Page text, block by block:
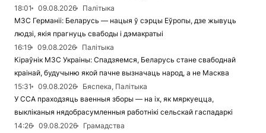
18:01
09.08.2026
Палітыка
МЗС Германіі: Беларусь — нацыя ў сэрцы Еўропы, дзе жывуць
людзі, якія прагнуць свабоды і дэмакратыі
16:19
09.08.2026
Палітыка
Кіраўнік МЗС Украіны: Спадзяемся, Беларусь стане свабоднай
краінай, будучыню якой пачне вызначаць народ, а не Масква
15:31
09.08.2026
Бяспека, Палітыка
У ССА праходзяць ваенныя зборы — на іх, як мяркуецца,
выкліканыя нядобрасумленныя работнікі сельскай гаспадаркі
14:26
09.08.2026
Грамадства